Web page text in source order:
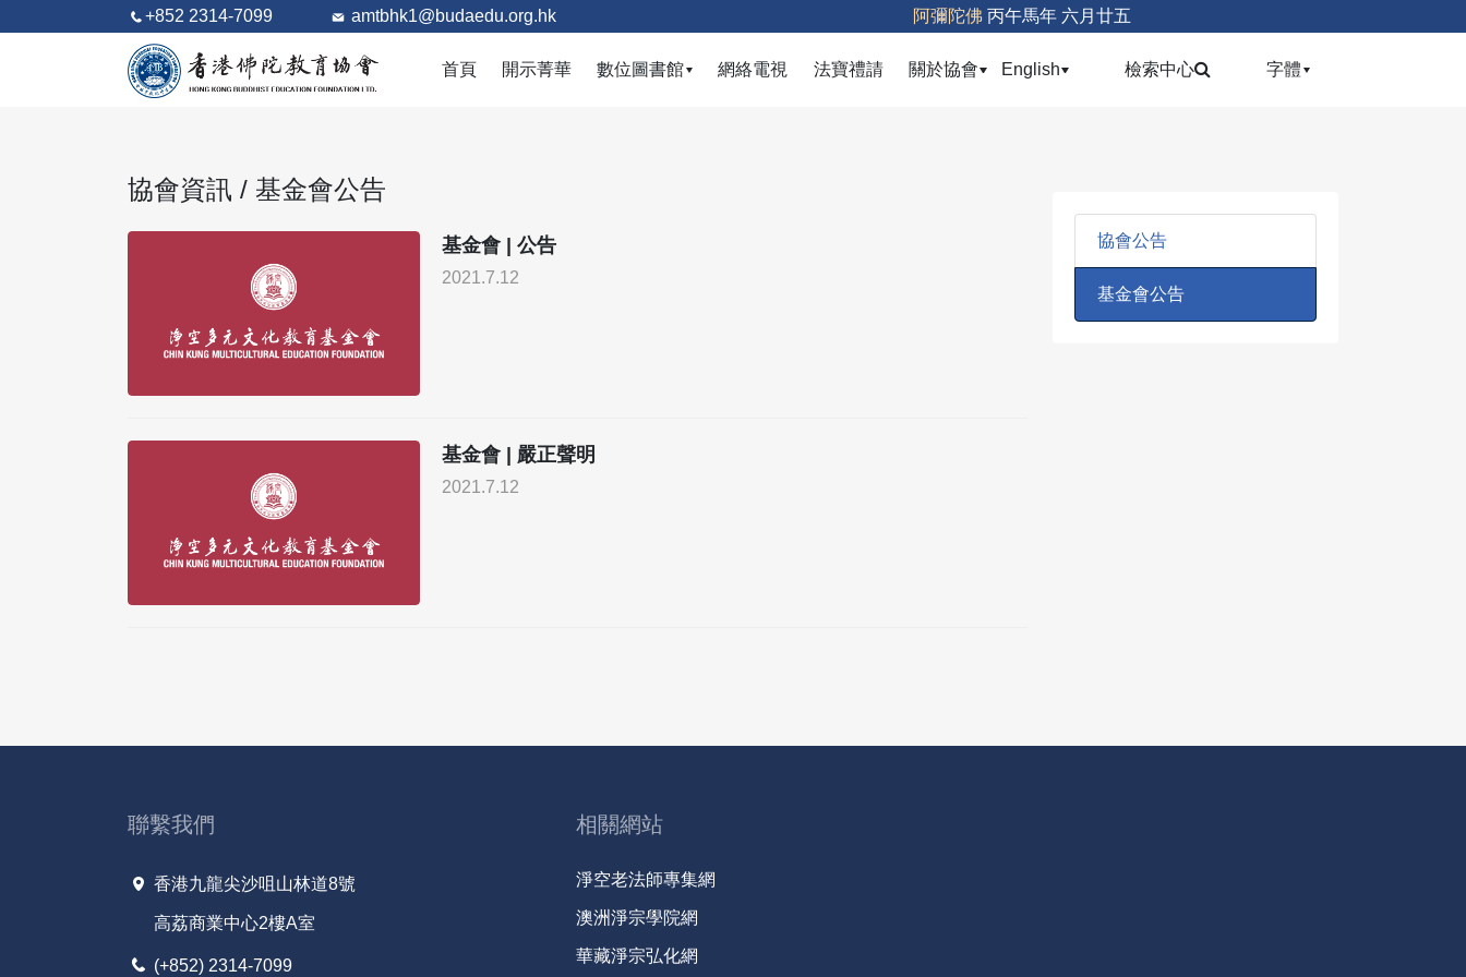
+852 2314-7099 amtbhk1@budaedu.org.hk 阿彌陀佛 丙午馬年 六月廿五
首頁 開示菁華 數位圖書館(current)網絡電視 法寶禮請 關於協會(current)
English(current)檢索中心 字體(current)
協會資訊 / 基金會公告
基金會 | 公告
2021.7.12
基金會 | 嚴正聲明
2021.7.12
協會公告
基金會公告
聯繫我們
香港九龍尖沙咀山林道8號
高荔商業中心2樓A室
(+852) 2314-7099
相關網站
淨空老法師專集網
澳洲淨宗學院網
華藏淨宗弘化網